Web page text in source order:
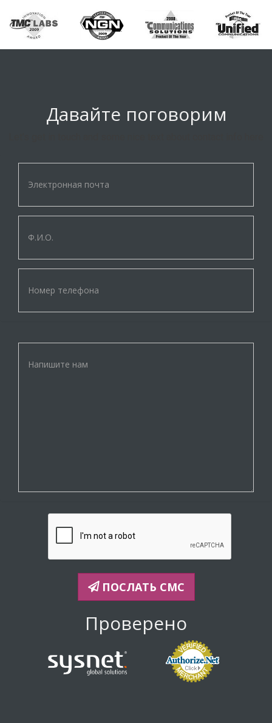
Давайте поговорим
ПОСЛАТЬ СМС
Проверено